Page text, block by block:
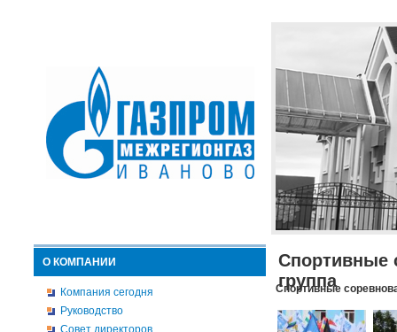
О КОМПАНИИ
Компания сегодня
Руководство
Совет директоров
Спортивные
группа
Спортивные